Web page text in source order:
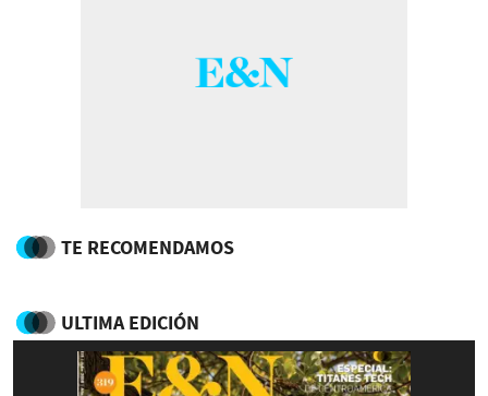
TE RECOMENDAMOS
ULTIMA EDICIÓN